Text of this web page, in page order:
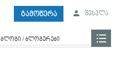
გამოწერა შესვლა
ბლოგი / ბლოგერები